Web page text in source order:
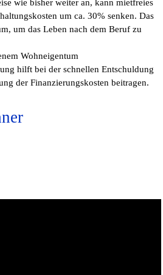
wie bisher weiter an, kann mietfreies
um ca. 30% senken. Das
um das Leben nach dem Beruf zu
Wohneigentum
hilft bei der schnellen Entschuldung
der Finanzierungskosten beitragen.